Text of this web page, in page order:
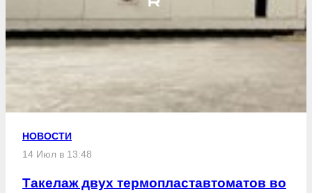
НОВОСТИ
14 Июл в 13:48
Такелаж двух термопластавтоматов во